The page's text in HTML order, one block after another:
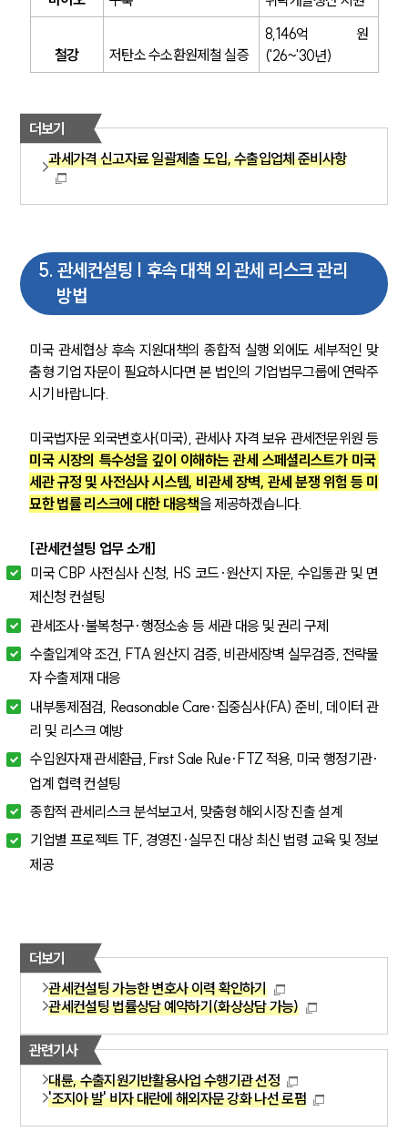
주요 업무사례
사례분석/최신동향
법률정보
NEWS
언론보도
법률서식
뉴스레터/브로슈어
대륜법률상담예약
철강 저탄소 수소환원제철 실증
8,146억 원
('26~'30년)
더보기
과세가격 신고자료 일괄제출 도입, 수출입업체 준비사항
5. 관세컨설팅 | 후속 대책 외 관세 리스크 관리
방법
미국 관세협상 후속 지원대책의 종합적 실행 외에도 세부적인 맞
춤형 기업 자문이 필요하시다면 본 법인의 기업법무그룹에 연락주
시기 바랍니다.
미국법자문 외국변호사(미국), 관세사 자격 보유 관세전문위원 등
미국 시장의 특수성을 깊이 이해하는 관세 스페셜리스트가 미국
세관 규정 및 사전심사 시스템, 비관세 장벽, 관세 분쟁 위험 등 미
묘한 법률 리스크에 대한 대응책을 제공하겠습니다.
[관세컨설팅 업무 소개]
미국 CBP 사전심사 신청, HS 코드·원산지 자문, 수입통관 및 면
제신청 컨설팅
관세조사·불복청구·행정소송 등 세관 대응 및 권리 구제
수출입계약 조건, FTA 원산지 검증, 비관세장벽 실무검증, 전략물
자 수출제재 대응
내부통제점검, Reasonable Care·집중심사(FA) 준비, 데이터 관
리 및 리스크 예방
수입원자재 관세환급, First Sale Rule·FTZ 적용, 미국 행정기관·
업계 협력 컨설팅
종합적 관세리스크 분석보고서, 맞춤형 해외시장 진출 설계
기업별 프로젝트 TF, 경영진·실무진 대상 최신 법령 교육 및 정보
제공
더보기
관세컨설팅 가능한 변호사 이력 확인하기
관세컨설팅 법률상담 예약하기(화상상담 가능)
관련기사
대륜, 수출지원기반활용사업 수행기관 선정
'조지아 발' 비자 대란에 해외자문 강화 나선 로펌